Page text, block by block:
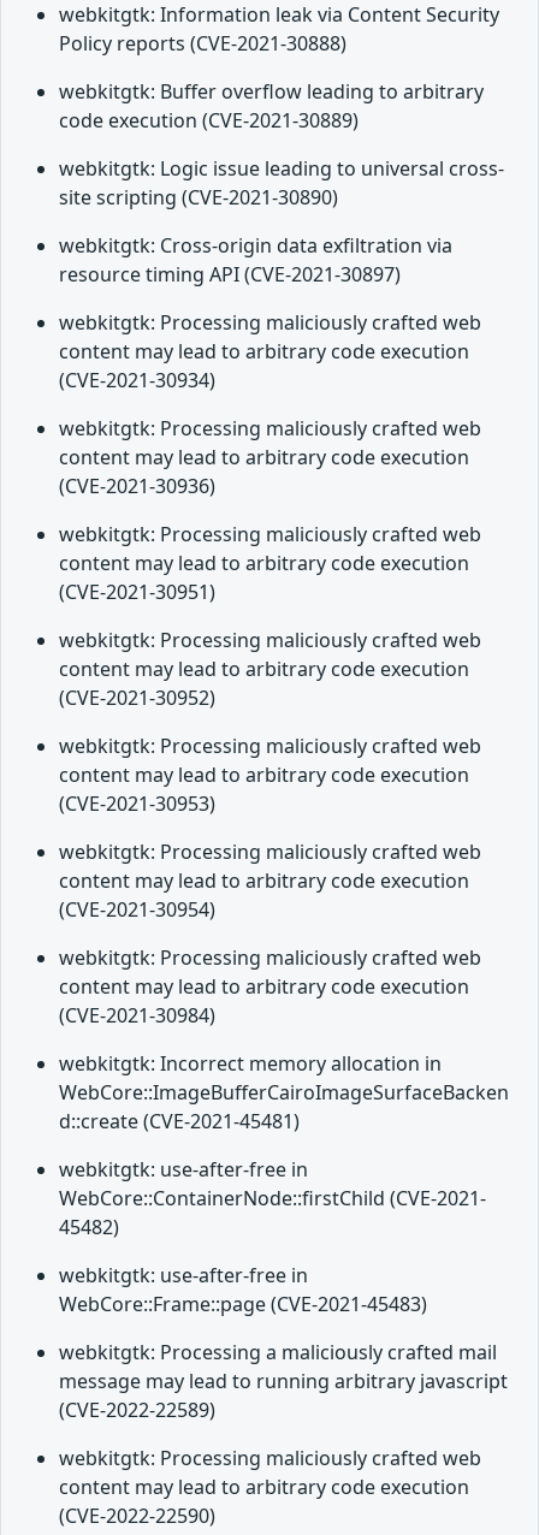
webkitgtk: Information leak via Content Security
Policy reports (CVE-2021-30888)
webkitgtk: Buffer overflow leading to arbitrary
code execution (CVE-2021-30889)
webkitgtk: Logic issue leading to universal cross-
site scripting (CVE-2021-30890)
webkitgtk: Cross-origin data exfiltration via
resource timing API (CVE-2021-30897)
webkitgtk: Processing maliciously crafted web
content may lead to arbitrary code execution
(CVE-2021-30934)
webkitgtk: Processing maliciously crafted web
content may lead to arbitrary code execution
(CVE-2021-30936)
webkitgtk: Processing maliciously crafted web
content may lead to arbitrary code execution
(CVE-2021-30951)
webkitgtk: Processing maliciously crafted web
content may lead to arbitrary code execution
(CVE-2021-30952)
webkitgtk: Processing maliciously crafted web
content may lead to arbitrary code execution
(CVE-2021-30953)
webkitgtk: Processing maliciously crafted web
content may lead to arbitrary code execution
(CVE-2021-30954)
webkitgtk: Processing maliciously crafted web
content may lead to arbitrary code execution
(CVE-2021-30984)
webkitgtk: Incorrect memory allocation in
WebCore::ImageBufferCairoImageSurfaceBacken
d::create (CVE-2021-45481)
webkitgtk: use-after-free in
WebCore::ContainerNode::firstChild (CVE-2021-
45482)
webkitgtk: use-after-free in
WebCore::Frame::page (CVE-2021-45483)
webkitgtk: Processing a maliciously crafted mail
message may lead to running arbitrary javascript
(CVE-2022-22589)
webkitgtk: Processing maliciously crafted web
content may lead to arbitrary code execution
(CVE-2022-22590)